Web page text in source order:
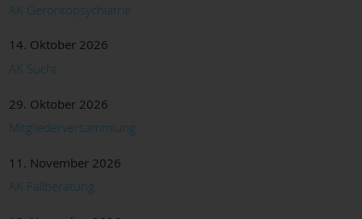
AK Gerontopsychiatrie
14. Oktober 2026
AK Sucht
29. Oktober 2026
Mitgliederversammlung
11. November 2026
AK Fallberatung